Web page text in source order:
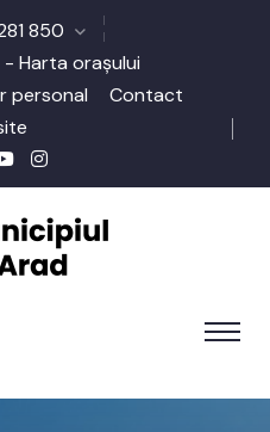
850
- Harta orașului
personal
Contact